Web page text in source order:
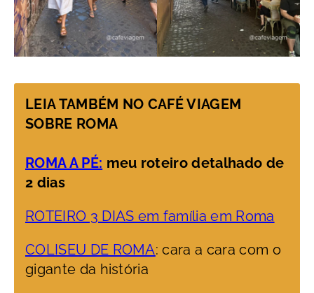
LEIA TAMBÉM NO CAFÉ VIAGEM
SOBRE ROMA
ROMA A PÉ: meu roteiro detalhado de
2 dias
ROTEIRO 3 DIAS em família em Roma
COLISEU DE ROMA: cara a cara com o
gigante da história